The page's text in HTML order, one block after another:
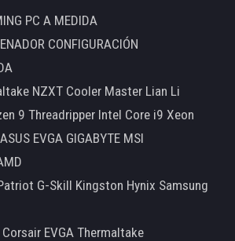
PC A MEDIDA
CONFIGURACIÓN
NZXT Cooler Master Lian Li
9 Threadripper Intel Core i9 Xeon
EVGA GIGABYTE MSI
G-Skill Kingston Hynix Samsung
EVGA Thermaltake